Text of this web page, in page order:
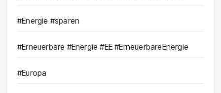
#Energie #sparen
#Erneuerbare #Energie #EE #ErneuerbareEnergie
#Europa